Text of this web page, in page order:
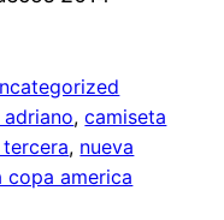
, camiseta
, nueva
copa america